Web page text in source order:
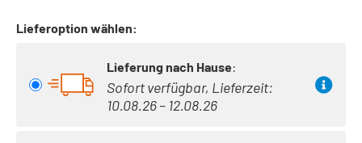
Lieferoption wählen:
Lieferung nach Hause:
Sofort verfügbar, Lieferzeit:
10.08.26 – 12.08.26